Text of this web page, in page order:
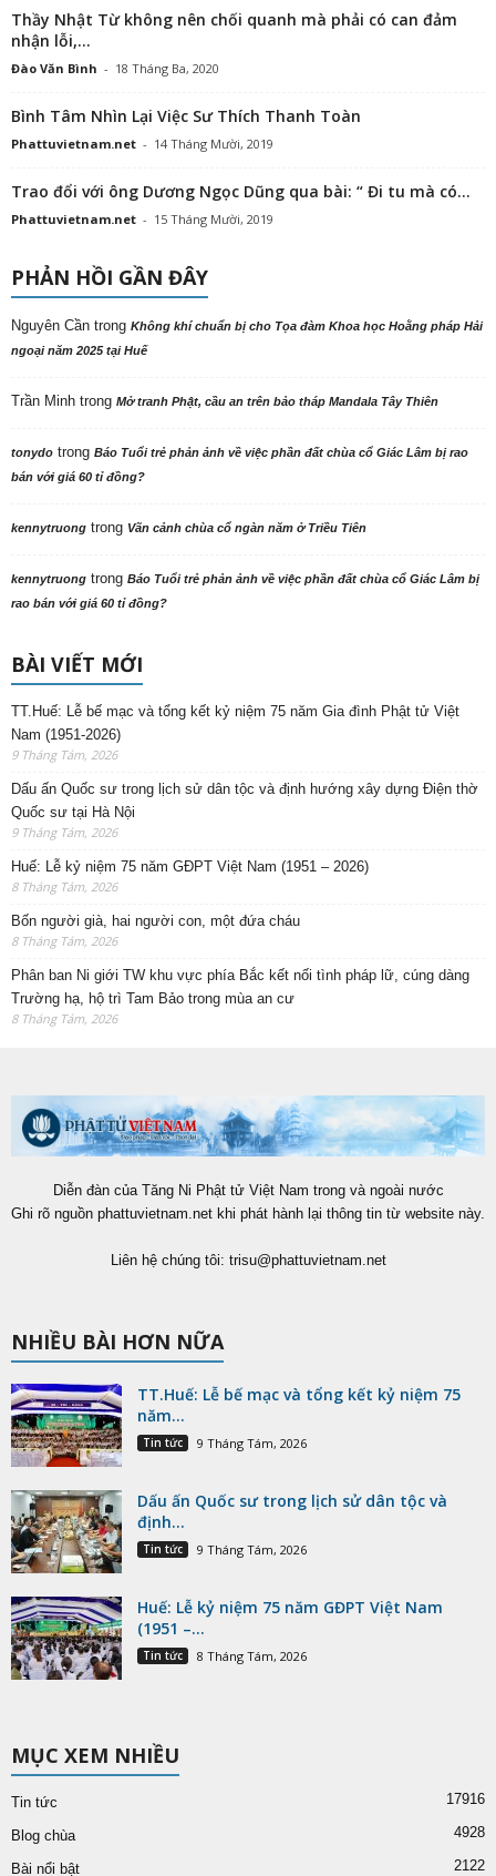
Thầy Nhật Từ không nên chối quanh mà phải có can đảm
nhận lỗi,...
Đào Văn Bình - 18 Tháng Ba, 2020
Bình Tâm Nhìn Lại Việc Sư Thích Thanh Toàn
Phattuvietnam.net - 14 Tháng Mười, 2019
Trao đổi với ông Dương Ngọc Dũng qua bài: “ Đi tu mà có...
Phattuvietnam.net - 15 Tháng Mười, 2019
PHẢN HỒI GẦN ĐÂY
Nguyên Cần trong Không khí chuẩn bị cho Tọa đàm Khoa học Hoằng pháp Hải
ngoại năm 2025 tại Huế
Trần Minh trong Mở tranh Phật, cầu an trên bảo tháp Mandala Tây Thiên
tonydo trong Báo Tuổi trẻ phản ảnh về việc phần đất chùa cổ Giác Lâm bị rao
bán với giá 60 tỉ đồng?
kennytruong trong Vãn cảnh chùa cổ ngàn năm ở Triều Tiên
kennytruong trong Báo Tuổi trẻ phản ảnh về việc phần đất chùa cổ Giác Lâm bị
rao bán với giá 60 tỉ đồng?
BÀI VIẾT MỚI
TT.Huế: Lễ bế mạc và tổng kết kỷ niệm 75 năm Gia đình Phật tử Việt
Nam (1951-2026)
9 Tháng Tám, 2026
Dấu ấn Quốc sư trong lịch sử dân tộc và định hướng xây dựng Điện thờ
Quốc sư tại Hà Nội
9 Tháng Tám, 2026
Huế: Lễ kỷ niệm 75 năm GĐPT Việt Nam (1951 – 2026)
8 Tháng Tám, 2026
Bốn người già, hai người con, một đứa cháu
8 Tháng Tám, 2026
Phân ban Ni giới TW khu vực phía Bắc kết nối tình pháp lữ, cúng dàng
Trường hạ, hộ trì Tam Bảo trong mùa an cư
8 Tháng Tám, 2026
Diễn đàn của Tăng Ni Phật tử Việt Nam trong và ngoài nước
Ghi rõ nguồn phattuvietnam.net khi phát hành lại thông tin từ website này.
Liên hệ chúng tôi: trisu@phattuvietnam.net
NHIỀU BÀI HƠN NỮA
TT.Huế: Lễ bế mạc và tổng kết kỷ niệm 75
năm...
Tin tức 9 Tháng Tám, 2026
Dấu ấn Quốc sư trong lịch sử dân tộc và
định...
Tin tức 9 Tháng Tám, 2026
Huế: Lễ kỷ niệm 75 năm GĐPT Việt Nam
(1951 –...
Tin tức 8 Tháng Tám, 2026
MỤC XEM NHIỀU
Tin tức 17916
Blog chùa 4928
Bài nổi bật 2122